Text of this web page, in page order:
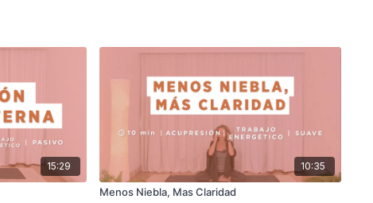
que experimentan bochornos, sudoración nocturna,
frescura y equilibrio.
recordar que el cuerpo no está en tu contra.
está pidiendo más descanso, más nutrición y una
sus cambios.
15:29 10:35
Menos Niebla, Mas Claridad